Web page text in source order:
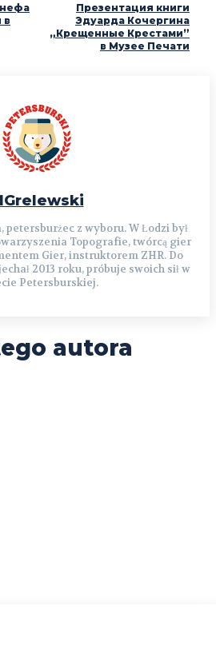
в
Презентация книги
Эдуарда Кочергина
„Крещенные Крестами”
в Музее Печати
z wyboru. W Łodzi był
Topografie, twórcą gier
Gier, instruktorem ZHR. Do
2013 roku, próbuje swoich sił w
Petersburskiej.
autora